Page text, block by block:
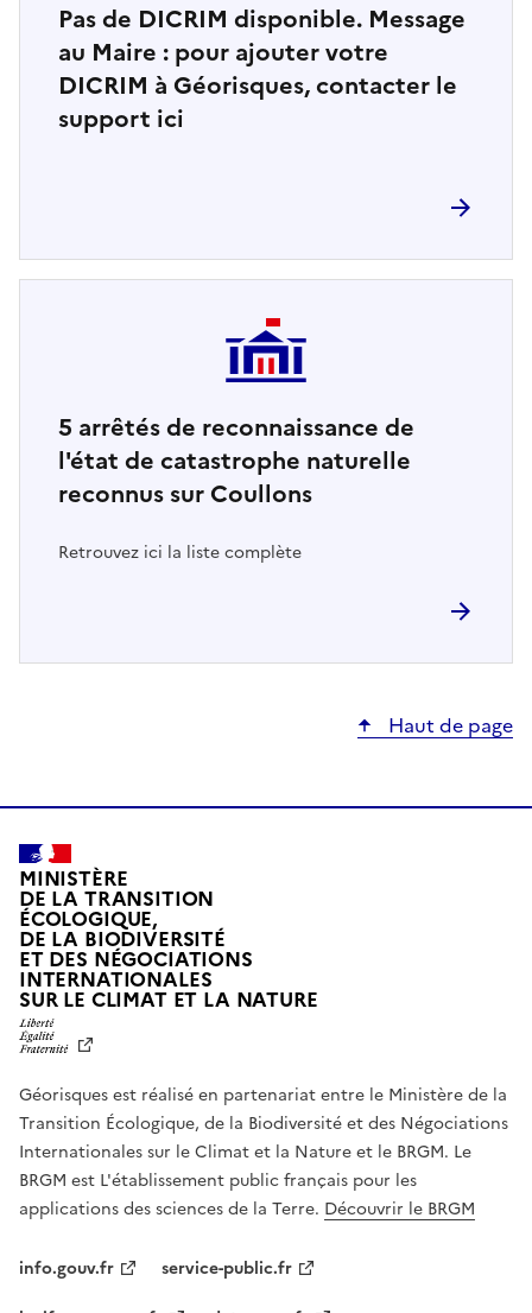
Pas de DICRIM disponible. Message
au Maire : pour ajouter votre
DICRIM à Géorisques, contacter le
support ici
5 arrêtés de reconnaissance de
l'état de catastrophe naturelle
reconnus sur Coullons
Retrouvez ici la liste complète
Haut de page
MINISTÈRE
DE LA TRANSITION
ÉCOLOGIQUE,
DE LA BIODIVERSITÉ
ET DES NÉGOCIATIONS
INTERNATIONALES
SUR LE CLIMAT ET LA NATUREL
T
É
,
É
G
A
L
Géorisques est réalisé en partenariat entre le Ministère de la
Transition Écologique, de la Biodiversité et des Négociations
Internationales sur le Climat et la Nature et le BRGM. Le
BRGM est L'établissement public français pour les
applications des sciences de la Terre. Découvrir le BRGM
info.gouv.fr
service-public.fr